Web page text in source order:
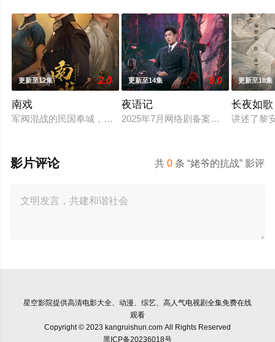
更新至12集 2.0
南戏
军阀混战的民国奉城，玉佛头离奇失窃，戏班主横尸戏台，将
更新至14集 6.0
夜语记
2025年7月网络剧备案当代 都市 海南
更新至18集
长夜如歌
讲述了黎
共0 条 “姥爷的抗战” 影评
影片评论
星空影院提供高清电影大全、动漫、综艺、高人气电视剧全集免费在线
观看
Copyright © 2023 kangruishun.com All Rights Reserved
黑ICP备20236018号